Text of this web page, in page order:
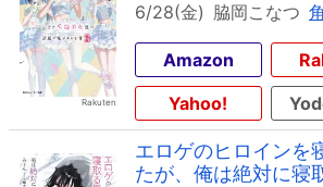
6/28(金) 脇岡こなつ
Amazon
Yahoo!
エロゲのヒロインを
たが、俺は絶対に寝